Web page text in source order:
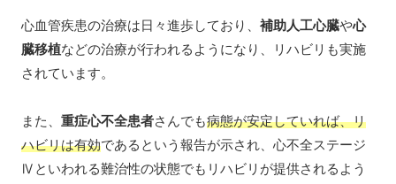
心血管疾患の治療は日々進歩しており、 補助人工心臓や心
臓移植などの治療が行われるようになり、リハビリも実施
されています。
また、 重症心不全患者さんでも病態が安定していれば、リ
ハビリは有効であるという報告が示され、心不全ステージ
Ⅳといわれる難治性の状態でもリハビリが提供されるよう